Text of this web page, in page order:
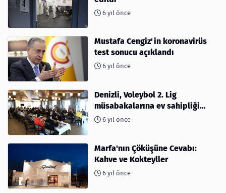
6 yıl önce
Mustafa Cengiz'in koronavirüs
test sonucu açıklandı
6 yıl önce
Denizli, Voleybol 2. Lig
müsabakalarına ev sahipliği
yapıyor
6 yıl önce
Marfa'nın Çöküşüne Cevabı:
Kahve ve Kokteyller
6 yıl önce